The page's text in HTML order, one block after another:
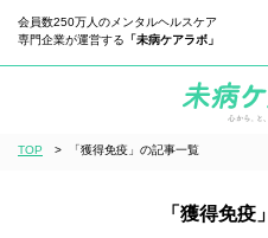
会員数250万人のメンタルヘルスケア
専門企業が運営する 「未病ケアラボ」
TOP > 「獲得免疫」の記事一覧
「獲得免疫